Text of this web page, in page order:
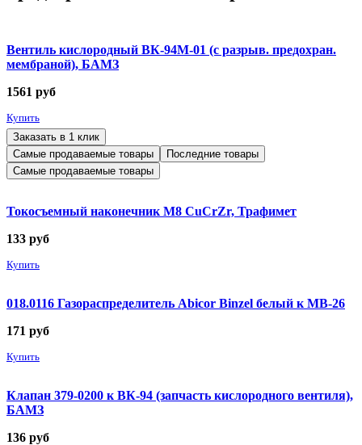
Вентиль кислородный ВК-94М-01 (с разрыв. предохран.
мембраной), БАМЗ
1561 руб
Купить
Заказать в 1 клик
Самые продаваемые товары
Последние товары
Самые продаваемые товары
Токосъемный наконечник М8 CuCrZr, Трафимет
133 руб
Купить
018.0116 Газораспределитель Abicor Binzel белый к MB-26
171 руб
Купить
Клапан 379-0200 к ВК-94 (запчасть кислородного вентиля),
БАМЗ
136 руб